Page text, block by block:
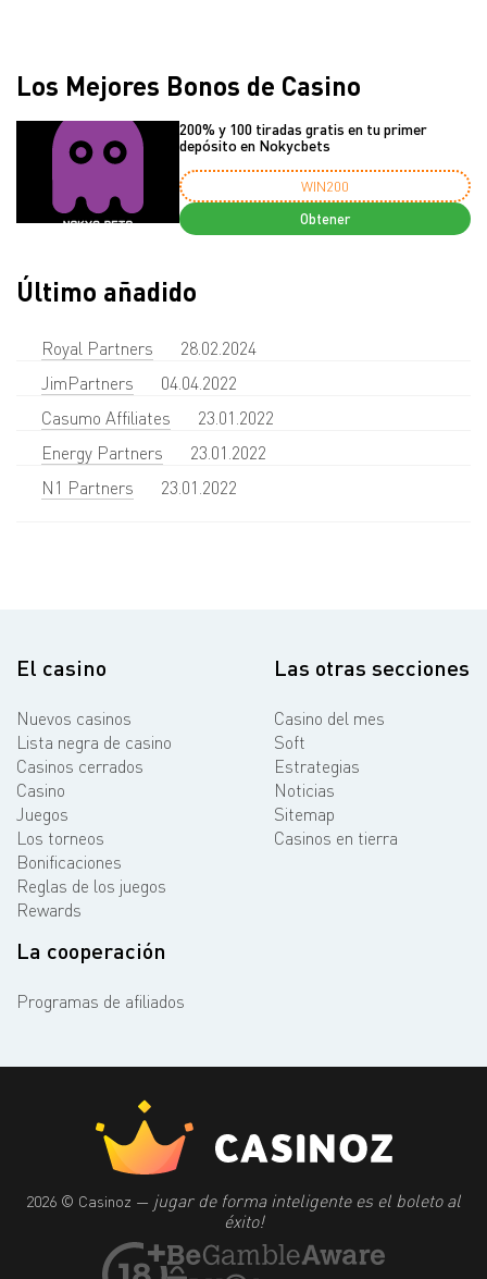
Los Mejores Bonos de Casino
200% y 100 tiradas gratis en tu primer
depósito en Nokycbets
WIN200
Obtener
Último añadido
Royal Partners
28.02.2024
JimPartners
04.04.2022
Casumo Affiliates
23.01.2022
Energy Partners
23.01.2022
N1 Partners
23.01.2022
El casino
Nuevos casinos
Lista negra de casino
Casinos cerrados
Casino
Juegos
Los torneos
Bonificaciones
Reglas de los juegos
Rewards
Las otras secciones
Casino del mes
Soft
Estrategias
Noticias
Sitemap
Casinos en tierra
La cooperación
Programas de afiliados
2026 © Casinoz — jugar de forma inteligente es el boleto al
éxito!